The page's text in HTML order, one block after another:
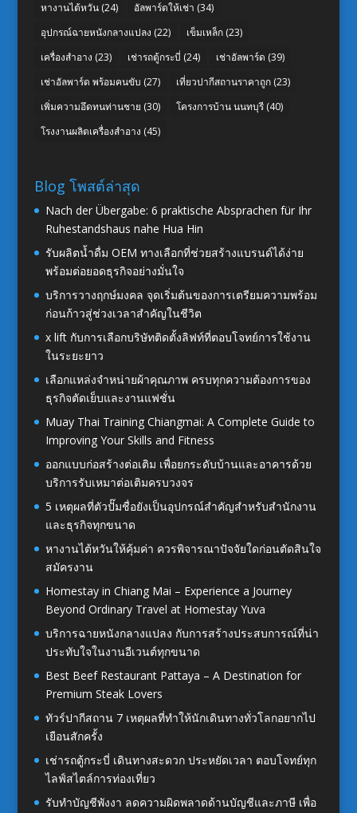
หางานไต้หวัน(24) อัลพาร์ดให้เช่า (34)
อุปกรณ์ฉายหนังกลางแปลง (22) เข็มเหล็ก(23)
เครื่องสำอาง (23) เช่ารถตู้กระบี่ (24) เช่าอัลพาร์ด (39)
เช่าอัลพาร์ด พร้อมคนขับ (27) เที่ยวปากีสถานราคาถูก(23)
เพิ่มความอึดทนท่านชาย (30) โครงการบ้าน นนทบุรี(40)
โรงงานผลิตเครื่องสำอาง (45)
Blog โพสต์ล่าสุด
Nach der Übergabe: 6 praktische Absprachen für Ihr
Ruhestandshaus nahe Hua Hin
รับผลิตน้ำดื่ม OEM ทางเลือกที่ช่วยสร้างแบรนด์ได้ง่าย
พร้อมต่อยอดธุรกิจอย่างมั่นใจ
บริการวางฤกษ์มงคล จุดเริ่มต้นของการเตรียมความพร้อม
ก่อนก้าวสู่ช่วงเวลาสำคัญในชีวิต
x lift กับการเลือกบริษัทติดตั้งลิฟท์ที่ตอบโจทย์การใช้งาน
ในระยะยาว
เลือกแหล่งจำหน่ายผ้าคุณภาพ ครบทุกความต้องการของ
ธุรกิจตัดเย็บและงานแฟชั่น
Muay Thai Training Chiangmai: A Complete Guide to
Improving Your Skills and Fitness
ออกแบบก่อสร้างต่อเติม เพื่อยกระดับบ้านและอาคารด้วย
บริการรับเหมาต่อเติมครบวงจร
5 เหตุผลที่ตัวปั๊มชื่อยังเป็นอุปกรณ์สำคัญสำหรับสำนักงาน
และธุรกิจทุกขนาด
หางานไต้หวันให้คุ้มค่า ควรพิจารณาปัจจัยใดก่อนตัดสินใจ
สมัครงาน
Homestay in Chiang Mai – Experience a Journey
Beyond Ordinary Travel at Homestay Yuva
บริการฉายหนังกลางแปลง กับการสร้างประสบการณ์ที่น่า
ประทับใจในงานอีเวนต์ทุกขนาด
Best Beef Restaurant Pattaya – A Destination for
Premium Steak Lovers
ทัวร์ปากีสถาน 7 เหตุผลที่ทำให้นักเดินทางทั่วโลกอยากไป
เยือนสักครั้ง
เช่ารถตู้กระบี่ เดินทางสะดวก ประหยัดเวลา ตอบโจทย์ทุก
ไลฟ์สไตล์การท่องเที่ยว
รับทำบัญชีพังงา ลดความผิดพลาดด้านบัญชีและภาษี เพื่อ